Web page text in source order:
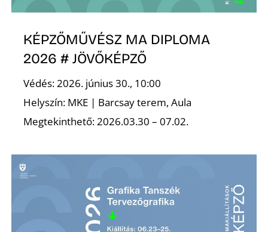
KÉPZŐMŰVÉSZ MA DIPLOMA
2026 # JÖVŐKÉPZŐ
Védés: 2026. június 30., 10:00
Helyszín: MKE | Barcsay terem, Aula
Megtekinthető: 2026.03.30 – 07.02.